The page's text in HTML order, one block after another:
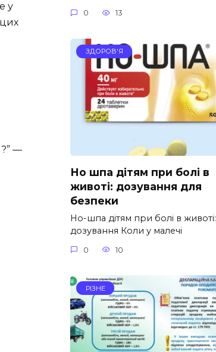
у
—
0 13
ЗДОРОВ'Я
Но шпа дітям при болі в
животі: дозування для
безпеки
Но-шпа дітям при болі в животі:
дозування Коли у малечі
0 10
РІЗНЕ